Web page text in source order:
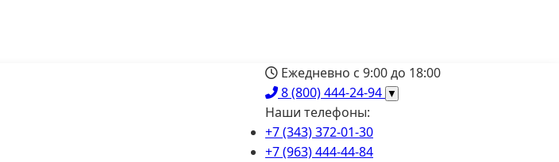
Ежедневно с 9:00 до 18:00
8 (800) 444-24-94 ▼
Наши телефоны:
+7 (343) 372-01-30
+7 (963) 444-44-84